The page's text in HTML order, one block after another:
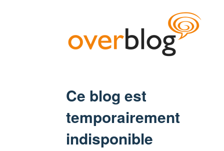
Ce blog est
temporairement
indisponible